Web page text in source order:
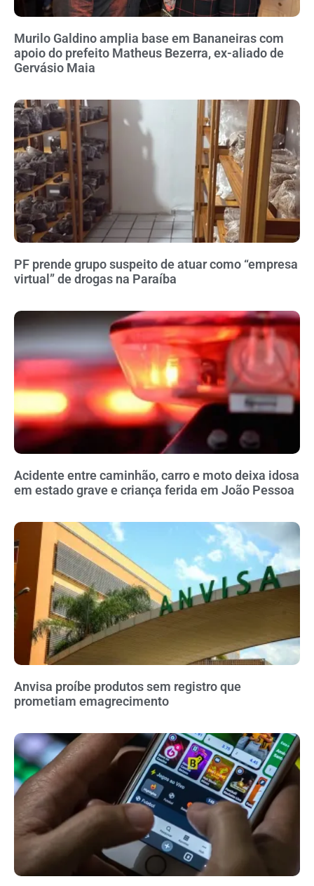
Murilo Galdino amplia base em Bananeiras com
apoio do prefeito Matheus Bezerra, ex-aliado de
Gervásio Maia
PF prende grupo suspeito de atuar como “empresa
virtual” de drogas na Paraíba
Acidente entre caminhão, carro e moto deixa idosa
em estado grave e criança ferida em João Pessoa
Anvisa proíbe produtos sem registro que
prometiam emagrecimento